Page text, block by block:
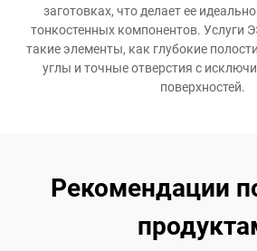
заготовках, что делает ее
тонкостенных компонентов. Услуги
такие элементы, как глубокие
углы и точные отверстия с
поверхностей.
Рекомендации